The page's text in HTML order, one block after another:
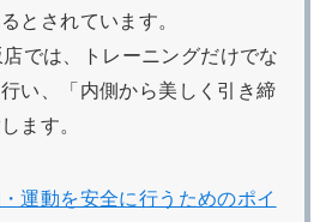
とされています。
では、トレーニングだけでな
い、「内側から美しく引き締
ます。
運動を安全に行うためのポイ